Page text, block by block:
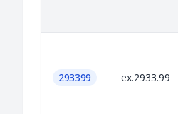
293399 ex.2933.99